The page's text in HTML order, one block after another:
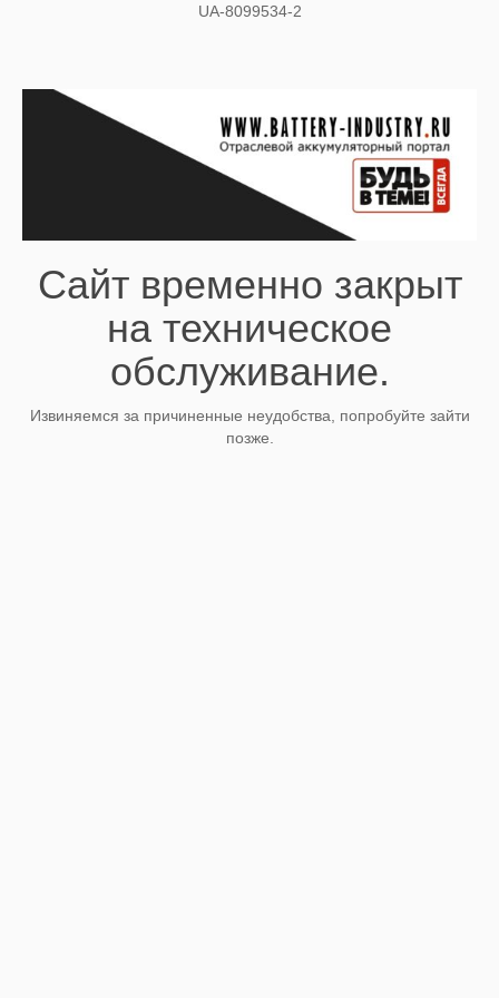
UA-8099534-2
Сайт временно закрыт
на техническое
обслуживание.
Извиняемся за причиненные неудобства, попробуйте зайти
позже.